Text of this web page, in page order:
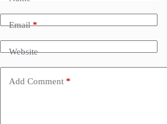
Email*
Website
Add Comment *